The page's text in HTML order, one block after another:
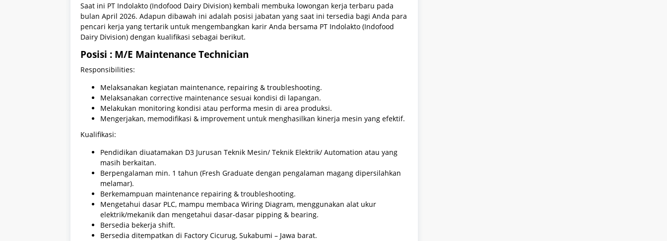
Saat ini PT Indolakto (Indofood Dairy Division) kembali membuka lowongan kerja terbaru pada
bulan April 2026. Adapun dibawah ini adalah posisi jabatan yang saat ini tersedia bagi Anda para
pencari kerja yang tertarik untuk mengembangkan karir Anda bersama PT Indolakto (Indofood
Dairy Division) dengan kualifikasi sebagai berikut.
Posisi : M/E Maintenance Technician
Responsibilities:
Melaksanakan kegiatan maintenance, repairing & troubleshooting.
Melaksanakan corrective maintenance sesuai kondisi di lapangan.
Melakukan monitoring kondisi atau performa mesin di area produksi.
Mengerjakan, memodifikasi & improvement untuk menghasilkan kinerja mesin yang efektif.
Kualifikasi:
Pendidikan diuatamakan D3 Jurusan Teknik Mesin/ Teknik Elektrik/ Automation atau yang
masih berkaitan.
Berpengalaman min. 1 tahun (Fresh Graduate dengan pengalaman magang dipersilahkan
melamar).
Berkemampuan maintenance repairing & troubleshooting.
Mengetahui dasar PLC, mampu membaca Wiring Diagram, menggunakan alat ukur
elektrik/mekanik dan mengetahui dasar-dasar pipping & bearing.
Bersedia bekerja shift.
Bersedia ditempatkan di Factory Cicurug, Sukabumi – Jawa barat.